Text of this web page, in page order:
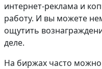
интернет-реклама и
работу. И вы можете
ощутить
деле.
На биржах часто можно